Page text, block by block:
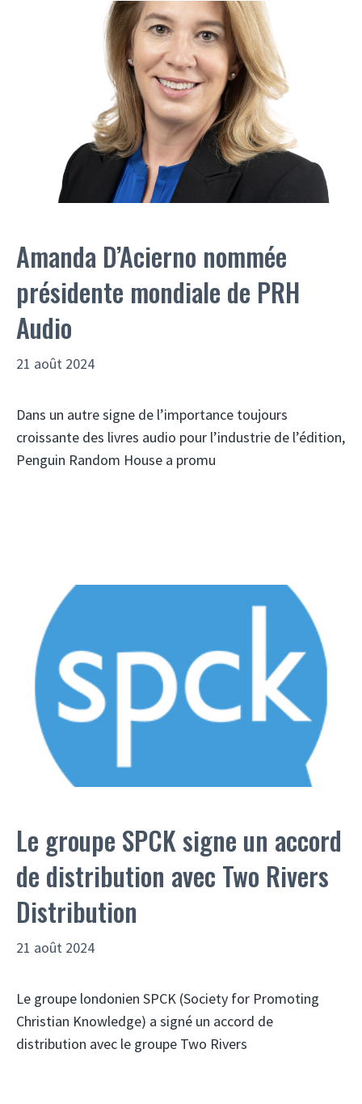
Amanda D’Acierno nommée
présidente mondiale de PRH
Audio
21 août 2024
Dans un autre signe de l’importance toujours
croissante des livres audio pour l’industrie de l’édition,
Penguin Random House a promu
Le groupe SPCK signe un accord
de distribution avec Two Rivers
Distribution
21 août 2024
Le groupe londonien SPCK (Society for Promoting
Christian Knowledge) a signé un accord de
distribution avec le groupe Two Rivers